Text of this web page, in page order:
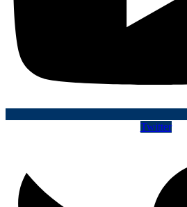
Twitter